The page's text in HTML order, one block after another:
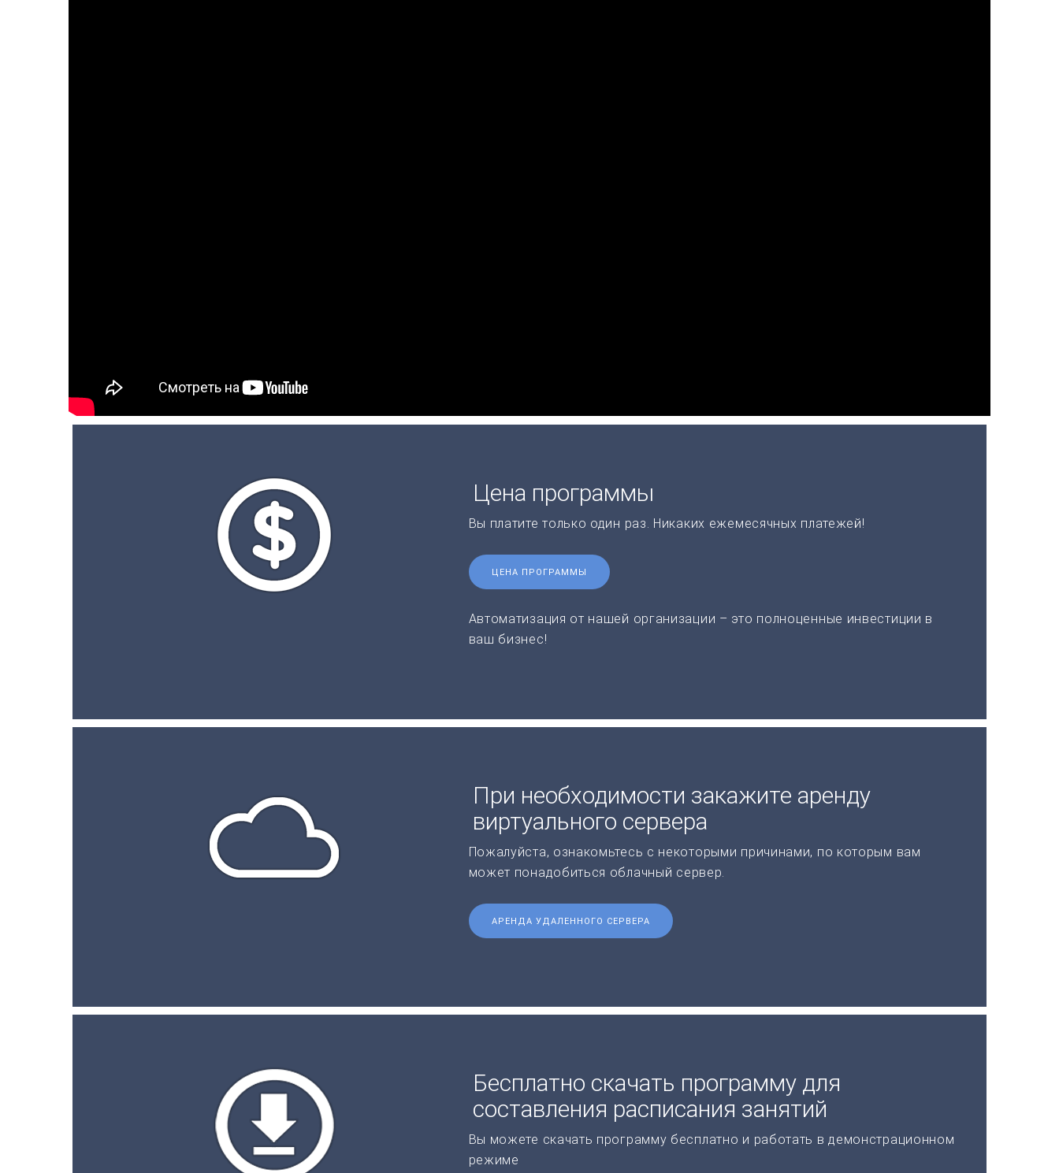
Цена программы
Вы платите только один раз. Никаких ежемесячных платежей!
ЦЕНА ПРОГРАММЫ
Автоматизация от нашей организации – это полноценные инвестиции в
ваш бизнес!
При необходимости закажите аренду
виртуального сервера
Пожалуйста, ознакомьтесь с некоторыми причинами, по которым вам
может понадобиться облачный сервер.
АРЕНДА УДАЛЕННОГО СЕРВЕРА
Бесплатно скачать программу для
составления расписания занятий
Вы можете скачать программу бесплатно и работать в демонстрационном
режиме